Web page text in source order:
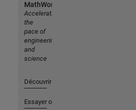
MathWorks
Accelerating
the
pace of
engineering
and
science
Découvrir les produits
Essayer ou acheter